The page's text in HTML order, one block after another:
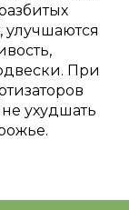
улучшаются
При
ухудшать